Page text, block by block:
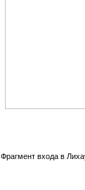
Фрагмент входа в